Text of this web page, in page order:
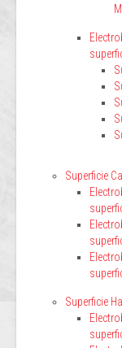
Superficie
Superficie